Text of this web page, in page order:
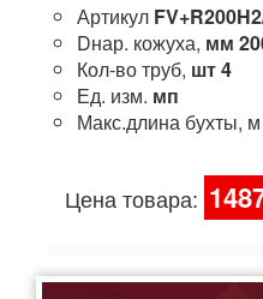
Артикул
Dнар. кожуха, мм
Кол-во труб, шт4
Ед. изм. мп
Макс.длина бухты, м
Цена товара: